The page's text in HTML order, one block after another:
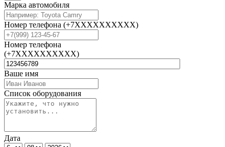
Марка автомобиля
Номер телефона (+7XXXXXXXXXX)
Номер телефона
(+7XXXXXXXXXX)
Ваше имя
Список оборудования
Дата